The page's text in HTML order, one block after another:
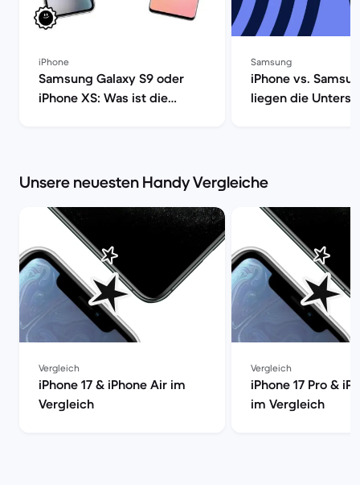
iPhone
Samsung Galaxy S9 oder
iPhone XS: Was ist die
Samsung
iPhone vs.
liegen die
Unsere neuesten Handy Vergleiche
Vergleich
iPhone 17 & iPhone Air im
Vergleich
Vergleich
iPhone 17 Pro &
im Vergleich